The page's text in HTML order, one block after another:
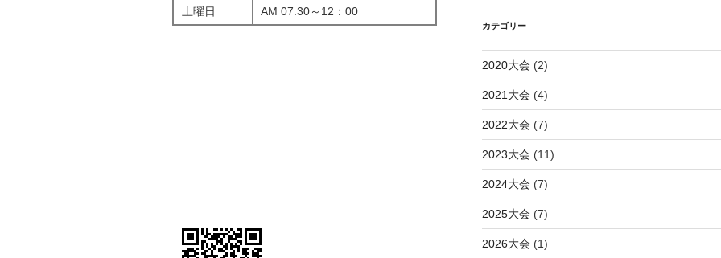
土曜日 AM 07:30～12：00
カテゴリー
2020大会(2)
2021大会(4)
2022大会(7)
2023大会(11)
2024大会(7)
2025大会(7)
2026大会(1)